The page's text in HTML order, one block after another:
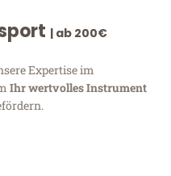
| ab 200€
Expertise im
Ihr wertvolles Instrument